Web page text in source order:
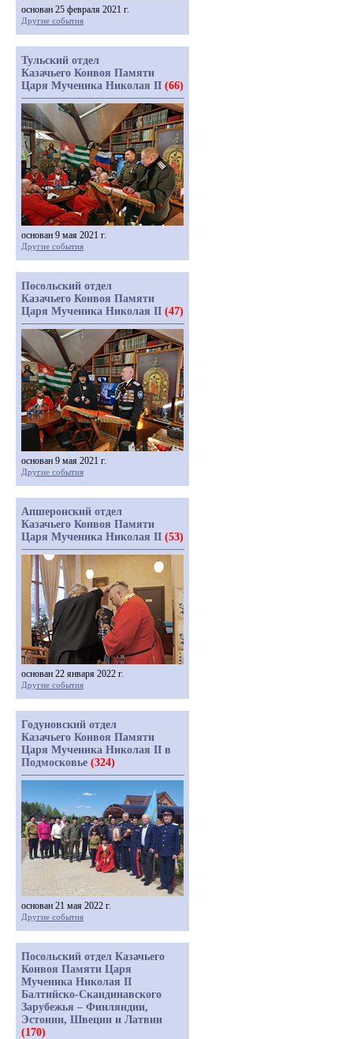
основан 25 февраля 2021 г.
Другие события
Тульский отдел
Казачьего Конвоя Памяти
Царя Мученика Николая II (66)
основан 9 мая 2021 г.
Другие события
Посольский отдел
Казачьего Конвоя Памяти
Царя Мученика Николая II (47)
основан 9 мая 2021 г.
Другие события
Апшеронский отдел
Казачьего Конвоя Памяти
Царя Мученика Николая II (53)
основан 22 января 2022 г.
Другие события
Годуновский отдел
Казачьего Конвоя Памяти
Царя Мученика Николая II в
Подмосковье (324)
основан 21 мая 2022 г.
Другие события
Посольский отдел Казачьего
Конвоя Памяти Царя
Мученика Николая II
Балтийско-Скандинавского
Зарубежья – Финляндии,
Эстонии, Швеции и Латвии
(170)